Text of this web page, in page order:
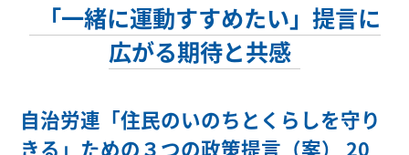
「一緒に運動すすめたい」提言に
広がる期待と共感
自治労連「住民のいのちとくらしを守り
きる」ための３つの政策提言（案） 20